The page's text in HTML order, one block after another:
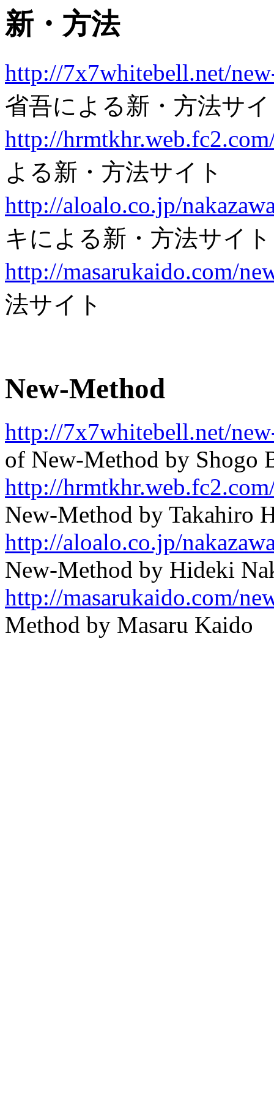
新・方法
http://7x7whitebell.net/
省吾による新・方法サ
http://
よる新・方法サイト
http://aloalo.co.jp/
キによる新・方法サイト
http://masarukaido.com/
法サイト
New-Method
http://7x7whitebell.net/
of New-Method by Shogo
http://
New-Method by Takahiro
http://aloalo.co.jp/
New-Method by Hideki
http://masarukaido.com/
Method by Masaru Kaido